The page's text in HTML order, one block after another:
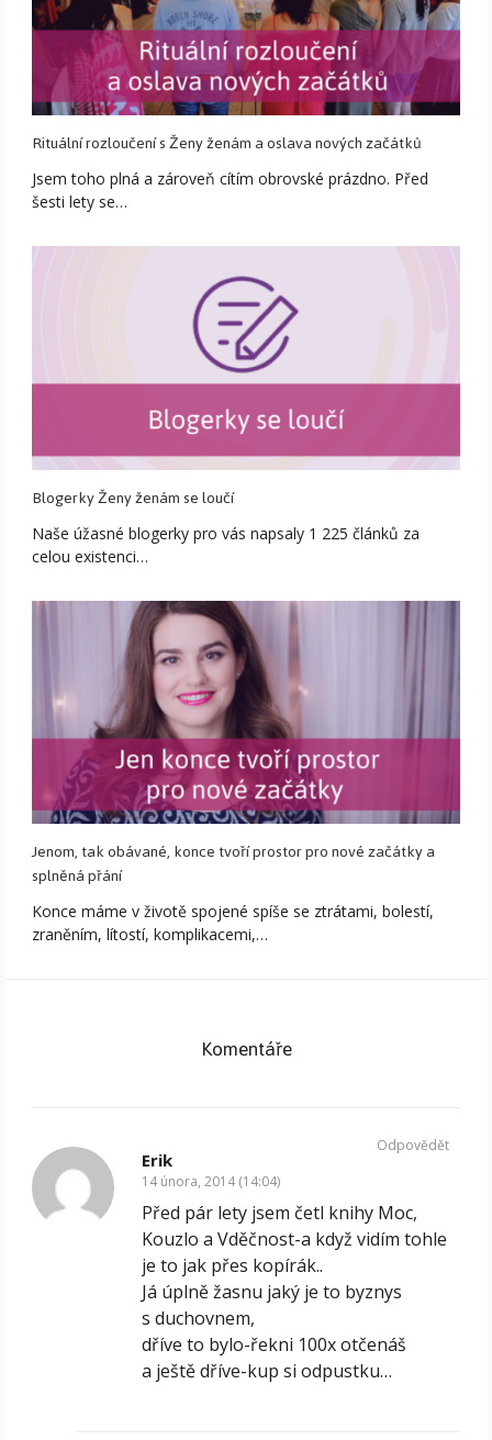
Rituální rozloučení s Ženy ženám a oslava nových začátků
Jsem toho plná a zároveň cítím obrovské prázdno. Před
šesti lety se…
Blogerky Ženy ženám se loučí
Naše úžasné blogerky pro vás napsaly 1 225 článků za
celou existenci…
Jenom, tak obávané, konce tvoří prostor pro nové začátky a
splněná přání
Konce máme v životě spojené spíše se ztrátami, bolestí,
zraněním, lítostí, komplikacemi,…
Komentáře
Erik
14 února, 2014 (14:04)
Před pár lety jsem četl knihy Moc,
Kouzlo a Vděčnost-a když vidím tohle
je to jak přes kopírák..
Já úplně žasnu jaký je to byznys
s duchovnem,
dříve to bylo-řekni 100x otčenáš
a ještě dříve-kup si odpustku…
Odpovědět